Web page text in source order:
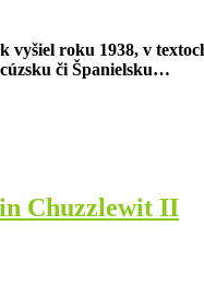
vyšiel roku 1938, v
či Španielsku…
Chuzzlewit II